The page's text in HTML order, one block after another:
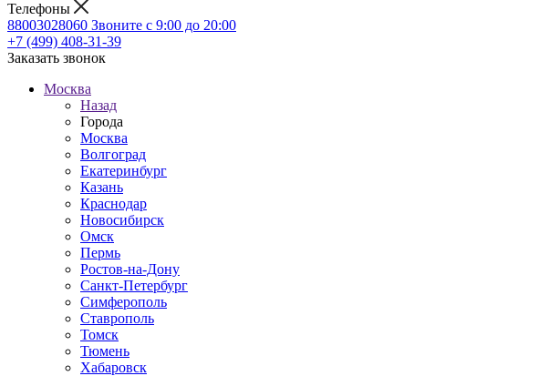
Телефоны
88003028060 Звоните с 9:00 до 20:00
+7 (499) 408-31-39
Заказать звонок
Москва
Назад
Города
Москва
Волгоград
Екатеринбург
Казань
Краснодар
Новосибирск
Омск
Пермь
Ростов-на-Дону
Санкт-Петербург
Симферополь
Ставрополь
Томск
Тюмень
Хабаровск